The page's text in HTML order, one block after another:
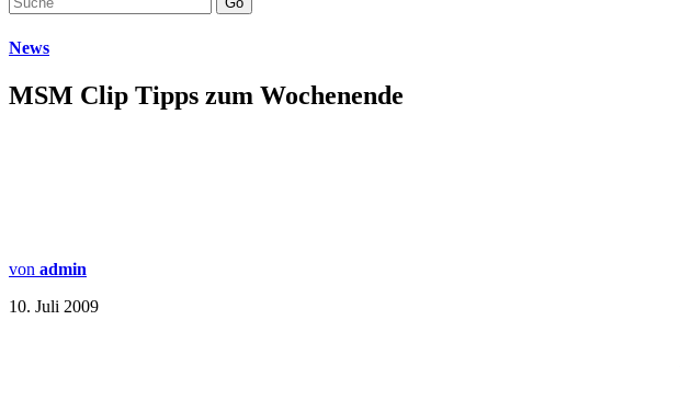
News
MSM Clip Tipps zum Wochenende
von admin
10. Juli 2009